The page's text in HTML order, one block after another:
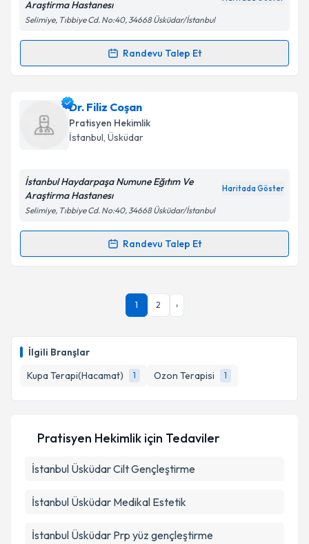
İlgili Branşlar
Kupa Terapi(Hacamat)
1 Ozon Terapisi 1
Kişisel verilerimin işlenmesine ilişkinAydınlatma
'ni okudum ve kişisel verilerimin belirtilen
kapsamda işlenmesini kabul ediyorum.
Takvim Talebini Gönder
Araştirma Hastanesı
Selimiye, Tıbbiye Cd. No:40, 34668 Üsküdar/İstanbul
Randevu Talep Et
Randevu Takvimi Talebi
Dr. Edip Şükrü Gönen
oluşturun. Size bu uzmandan randevu almanız için bir
takvim hazırlandığında e-posta ile bilgilendireceğiz.
Kişisel verilerimin işlenmesine ilişkinAydınlatma
'ni okudum ve kişisel verilerimin belirtilen
kapsamda işlenmesini kabul ediyorum.
Takvim Talebini Gönder
Dr. Filiz Coşan
Pratisyen Hekimlik
İstanbul, Üsküdar
İstanbul Haydarpaşa Numune Eğıtım Ve
Araştirma Hastanesı
Haritada Göster
Selimiye, Tıbbiye Cd. No:40, 34668 Üsküdar/İstanbul
Randevu Talep Et
Randevu Takvimi Talebi
için randevu takvimi talebi oluşturun.
Size bu uzmandan randevu almanız için bir takvim
E-posta Adresiniz
Metni 'ni okudum ve kişisel verilerimin belirtilen
kapsamda işlenmesini kabul ediyorum.
1 2 ›
Pratisyen Hekimlik için Tedaviler
İstanbul Üsküdar Cilt Gençleştirme
İstanbul Üsküdar Medikal Estetik
İstanbul Üsküdar Prp yüz gençleştirme